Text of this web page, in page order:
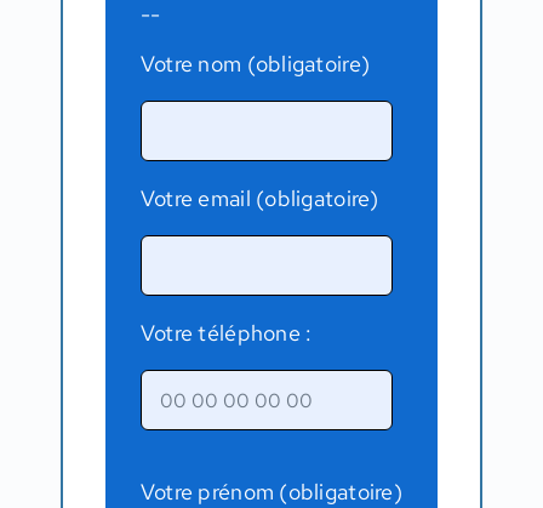
--
Votre nom (obligatoire)
Votre email (obligatoire)
Votre téléphone :
Votre prénom (obligatoire)